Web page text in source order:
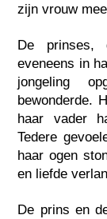
zijn vrouw
De prinses,
eveneens in
jongeling
bewonderde.
haar vader
Tedere
haar ogen
en liefde
De prins en